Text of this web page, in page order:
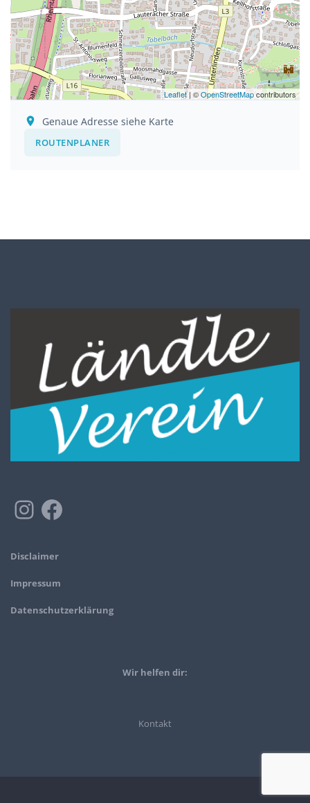
Leaflet| ©OpenStreetMapcontributors
Genaue Adresse siehe Karte
ROUTENPLANER
Disclaimer
Impressum
Datenschutzerklärung
Wir helfen dir:
Kontakt